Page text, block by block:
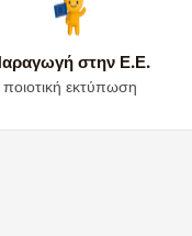
στην Ε.Ε.
ποιοτική εκτύπωση